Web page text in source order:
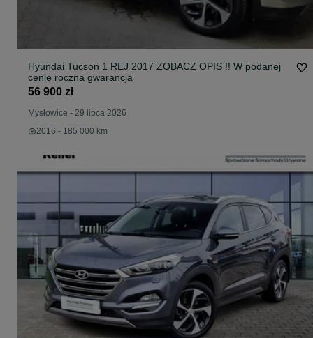
Hyundai Tucson 1 REJ 2017 ZOBACZ OPIS !! W podanej
cenie roczna gwarancja
56 900 zł
Mysłowice - 29 lipca 2026
2016 - 185 000 km